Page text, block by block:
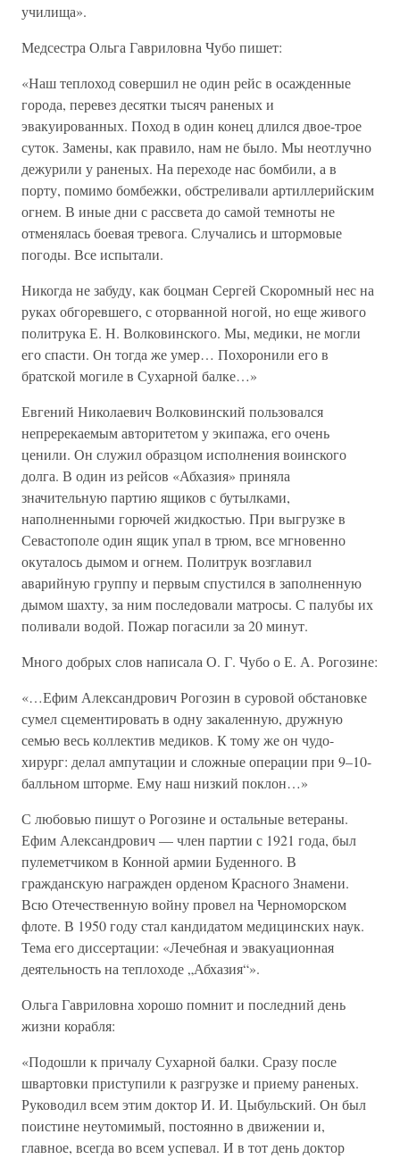
училища».
Медсестра Ольга Гавриловна Чубо пишет:
«Наш теплоход совершил не один рейс в осажденные
города, перевез десятки тысяч раненых и
эвакуированных. Поход в один конец длился двое-трое
суток. Замены, как правило, нам не было. Мы неотлучно
дежурили у раненых. На переходе нас бомбили, а в
порту, помимо бомбежки, обстреливали артиллерийским
огнем. В иные дни с рассвета до самой темноты не
отменялась боевая тревога. Случались и штормовые
погоды. Все испытали.
Никогда не забуду, как боцман Сергей Скоромный нес на
руках обгоревшего, с оторванной ногой, но еще живого
политрука Е. Н. Волковинского. Мы, медики, не могли
его спасти. Он тогда же умер… Похоронили его в
братской могиле в Сухарной балке…»
Евгений Николаевич Волковинский пользовался
непререкаемым авторитетом у экипажа, его очень
ценили. Он служил образцом исполнения воинского
долга. В один из рейсов «Абхазия» приняла
значительную партию ящиков с бутылками,
наполненными горючей жидкостью. При выгрузке в
Севастополе один ящик упал в трюм, все мгновенно
окуталось дымом и огнем. Политрук возглавил
аварийную группу и первым спустился в заполненную
дымом шахту, за ним последовали матросы. С палубы их
поливали водой. Пожар погасили за 20 минут.
Много добрых слов написала О. Г. Чубо о Е. А. Рогозине:
«…Ефим Александрович Рогозин в суровой обстановке
сумел сцементировать в одну закаленную, дружную
семью весь коллектив медиков. К тому же он чудо-
хирург: делал ампутации и сложные операции при 9–10-
балльном шторме. Ему наш низкий поклон…»
С любовью пишут о Рогозине и остальные ветераны.
Ефим Александрович — член партии с 1921 года, был
пулеметчиком в Конной армии Буденного. В
гражданскую награжден орденом Красного Знамени.
Всю Отечественную войну провел на Черноморском
флоте. В 1950 году стал кандидатом медицинских наук.
Тема его диссертации: «Лечебная и эвакуационная
деятельность на теплоходе „Абхазия“».
Ольга Гавриловна хорошо помнит и последний день
жизни корабля:
«Подошли к причалу Сухарной балки. Сразу после
швартовки приступили к разгрузке и приему раненых.
Руководил всем этим доктор И. И. Цыбульский. Он был
поистине неутомимый, постоянно в движении и,
главное, всегда во всем успевал. И в тот день доктор